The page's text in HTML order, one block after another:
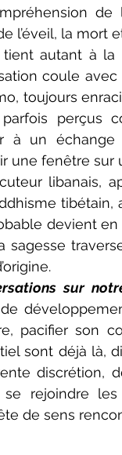
l’éveil, la mort
autant à la
coule
toujours
perçus
à un
une fenêtre sur
libanais,
tibétain,
devient
sur
pacifier son
sont déjà
rejoindre
de sens